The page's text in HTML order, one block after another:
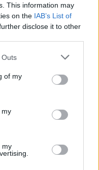
This information may
on the IAB’s List of
disclose it to other
one or more Google
You may click to
its third-party tags to
in below Google
Outs
of my
my
my
στο μόσχευμα»,